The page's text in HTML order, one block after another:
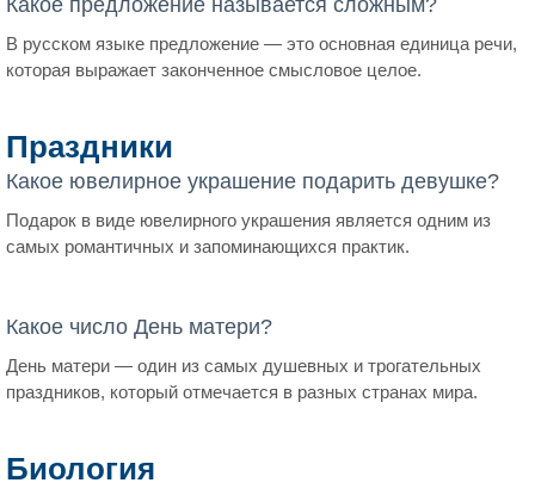
В русском языке предложение — это основная единица речи,
которая выражает законченное смысловое целое.
Праздники
Какое ювелирное украшение подарить девушке?
Подарок в виде ювелирного украшения является одним из
самых романтичных и запоминающихся практик.
Какое число День матери?
День матери — один из самых душевных и трогательных
праздников, который отмечается в разных странах мира.
Биология